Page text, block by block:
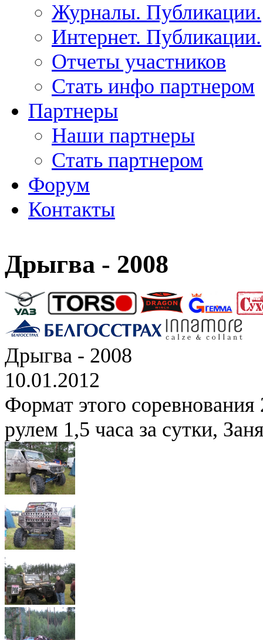
Журналы. Публикации.
Интернет. Публикации.
Отчеты участников
Стать инфо партнером
Партнеры
Наши партнеры
Стать партнером
Форум
Контакты
Дрыгва - 2008
Дрыгва - 2008
10.01.2012
Формат этого соревнования
рулем 1,5 часа за сутки,